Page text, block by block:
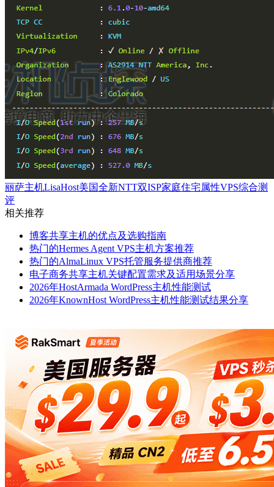
丽萨主机LisaHost美国全新NTT双ISP家庭住宅属性VPS综合测
评
相关推荐
博客共享主机的优点及选购指南
热门的Hermes Agent VPS主机方案推荐
热门的AlmaLinux VPS托管服务提供商推荐
电子商务共享主机关键配置需求及适用场景分享
2026年HostArmada WordPress主机性能测试
2026年KnownHost WordPress主机性能测试结果分享